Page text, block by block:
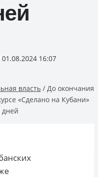
01.08.2024 16:07
власть / До окончания
«Сделано на Кубани»
дней